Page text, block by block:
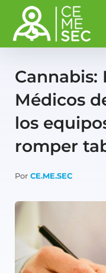
Cannabis:
Médicos
los
romper
Por CE.ME.SEC